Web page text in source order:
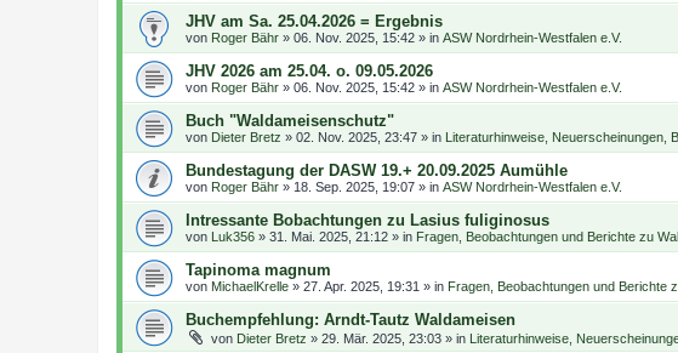
JHV am Sa. 25.04.2026 = Ergebnis
von Roger Bähr » 06. Nov. 2025, 15:42 » in ASW Nordrhein-Westfalen e.V.
JHV 2026 am 25.04. o. 09.05.2026
von Roger Bähr » 06. Nov. 2025, 15:42 » in ASW Nordrhein-Westfalen e.V.
Buch "Waldameisenschutz"
von Dieter Bretz » 02. Nov. 2025, 23:47 » in Literaturhinweise, Neuerscheinungen,
Bundestagung der DASW 19.+ 20.09.2025 Aumühle
von Roger Bähr » 18. Sep. 2025, 19:07 » in ASW Nordrhein-Westfalen e.V.
Intressante Bobachtungen zu Lasius fuliginosus
von Luk356 » 31. Mai. 2025, 21:12 » in Fragen, Beobachtungen und Berichte zu
Tapinoma magnum
von MichaelKrelle » 27. Apr. 2025, 19:31 » in Fragen, Beobachtungen und Berichte
Buchempfehlung: Arndt-Tautz Waldameisen
von Dieter Bretz » 29. Mär. 2025, 23:03 » in Literaturhinweise,